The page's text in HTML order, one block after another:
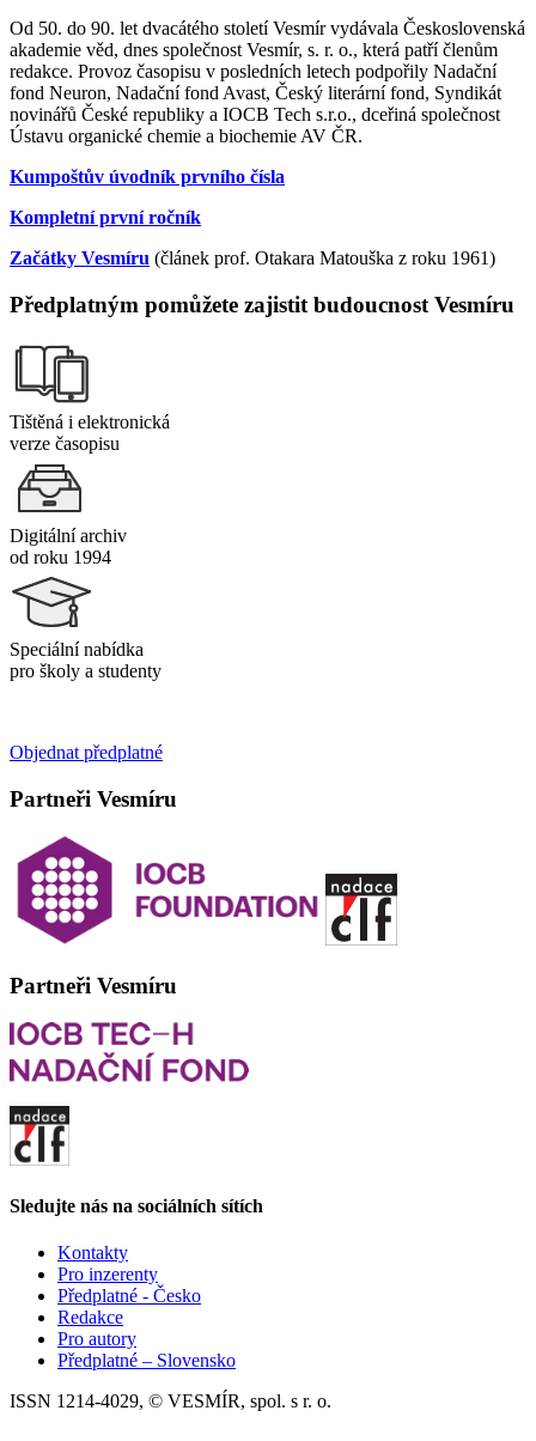
Od 50. do 90. let dvacátého století Vesmír vydávala Československá
akademie věd, dnes společnost Vesmír, s. r. o., která patří členům
redakce. Provoz časopisu v posledních letech podpořily Nadační
fond Neuron, Nadační fond Avast, Český literární fond, Syndikát
novinářů České republiky a IOCB Tech s.r.o., dceřiná společnost
Ústavu organické chemie a biochemie AV ČR.
Kumpoštův úvodník prvního čísla
Kompletní první ročník
Začátky Vesmíru (článek prof. Otakara Matouška z roku 1961)
Předplatným pomůžete zajistit budoucnost Vesmíru
Tištěná i elektronická
verze časopisu
Digitální archiv
od roku 1994
Speciální nabídka
pro školy a studenty
Objednat předplatné
Partneři Vesmíru
Partneři Vesmíru
Sledujte nás na sociálních sítích
Kontakty
Pro inzerenty
Předplatné - Česko
Redakce
Pro autory
Předplatné – Slovensko
ISSN 1214-4029, © VESMÍR, spol. s r. o.